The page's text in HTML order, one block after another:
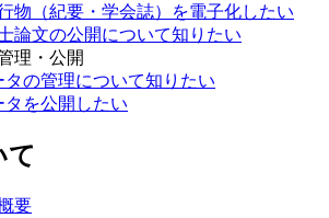
物（紀要・学会誌）を電子化したい
論文の公開について知りたい
理・公開
タの管理について知りたい
タを公開したい
て
要